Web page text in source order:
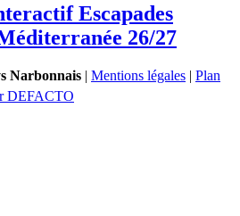
Escapades
26/27
Narbonnais | Mentions légales | Plan
DEFACTO